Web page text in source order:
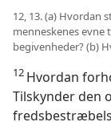
12, 13. (a) Hvordan
menneskenes evne
begivenheder? (b)
12 Hvordan
Tilskynder den